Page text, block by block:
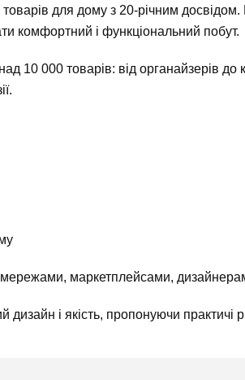
для дому з 20-річним досвідом.
комфортний і функціональний побут.
10 000 товарів: від органайзерів
маркетплейсами,
дизайн і якість, пропонуючи